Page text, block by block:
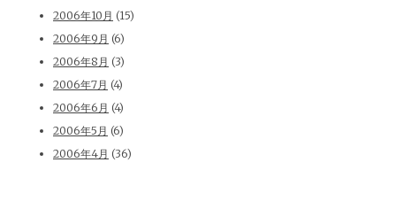
2006年10月 (15)
2006年9月 (6)
2006年8月 (3)
2006年7月 (4)
2006年6月 (4)
2006年5月 (6)
2006年4月 (36)